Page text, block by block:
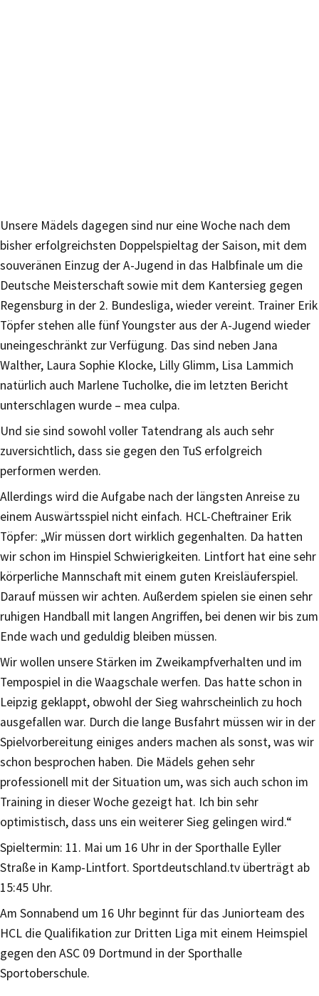
Unsere Mädels dagegen sind nur eine Woche nach dem
bisher erfolgreichsten Doppelspieltag der Saison, mit dem
souveränen Einzug der A-Jugend in das Halbfinale um die
Deutsche Meisterschaft sowie mit dem Kantersieg gegen
Regensburg in der 2. Bundesliga, wieder vereint. Trainer Erik
Töpfer stehen alle fünf Youngster aus der A-Jugend wieder
uneingeschränkt zur Verfügung. Das sind neben Jana
Walther, Laura Sophie Klocke, Lilly Glimm, Lisa Lammich
natürlich auch Marlene Tucholke, die im letzten Bericht
unterschlagen wurde – mea culpa.
Und sie sind sowohl voller Tatendrang als auch sehr
zuversichtlich, dass sie gegen den TuS erfolgreich
performen werden.
Allerdings wird die Aufgabe nach der längsten Anreise zu
einem Auswärtsspiel nicht einfach. HCL-Cheftrainer Erik
Töpfer: „Wir müssen dort wirklich gegenhalten. Da hatten
wir schon im Hinspiel Schwierigkeiten. Lintfort hat eine sehr
körperliche Mannschaft mit einem guten Kreisläuferspiel.
Darauf müssen wir achten. Außerdem spielen sie einen sehr
ruhigen Handball mit langen Angriffen, bei denen wir bis zum
Ende wach und geduldig bleiben müssen.
Wir wollen unsere Stärken im Zweikampfverhalten und im
Tempospiel in die Waagschale werfen. Das hatte schon in
Leipzig geklappt, obwohl der Sieg wahrscheinlich zu hoch
ausgefallen war. Durch die lange Busfahrt müssen wir in der
Spielvorbereitung einiges anders machen als sonst, was wir
schon besprochen haben. Die Mädels gehen sehr
professionell mit der Situation um, was sich auch schon im
Training in dieser Woche gezeigt hat. Ich bin sehr
optimistisch, dass uns ein weiterer Sieg gelingen wird.“
Spieltermin: 11. Mai um 16 Uhr in der Sporthalle Eyller
Straße in Kamp-Lintfort. Sportdeutschland.tv überträgt ab
15:45 Uhr.
Am Sonnabend um 16 Uhr beginnt für das Juniorteam des
HCL die Qualifikation zur Dritten Liga mit einem Heimspiel
gegen den ASC 09 Dortmund in der Sporthalle
Sportoberschule.